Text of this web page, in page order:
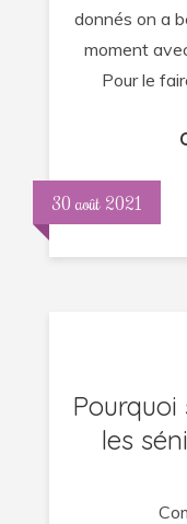
donnés on a
moment
Pour le
30 août 2021
Pourquoi
les